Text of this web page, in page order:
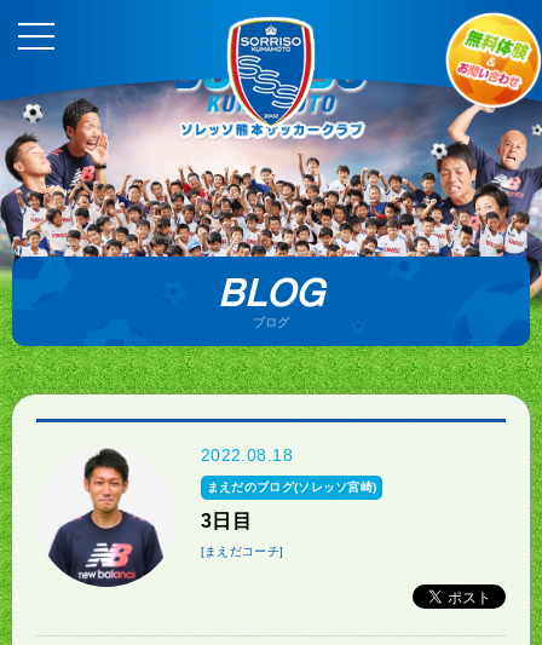
BLOG
ブログ
2022.08.18
まえだのブログ(ソレッソ宮崎)
3日目
[まえだコーチ]